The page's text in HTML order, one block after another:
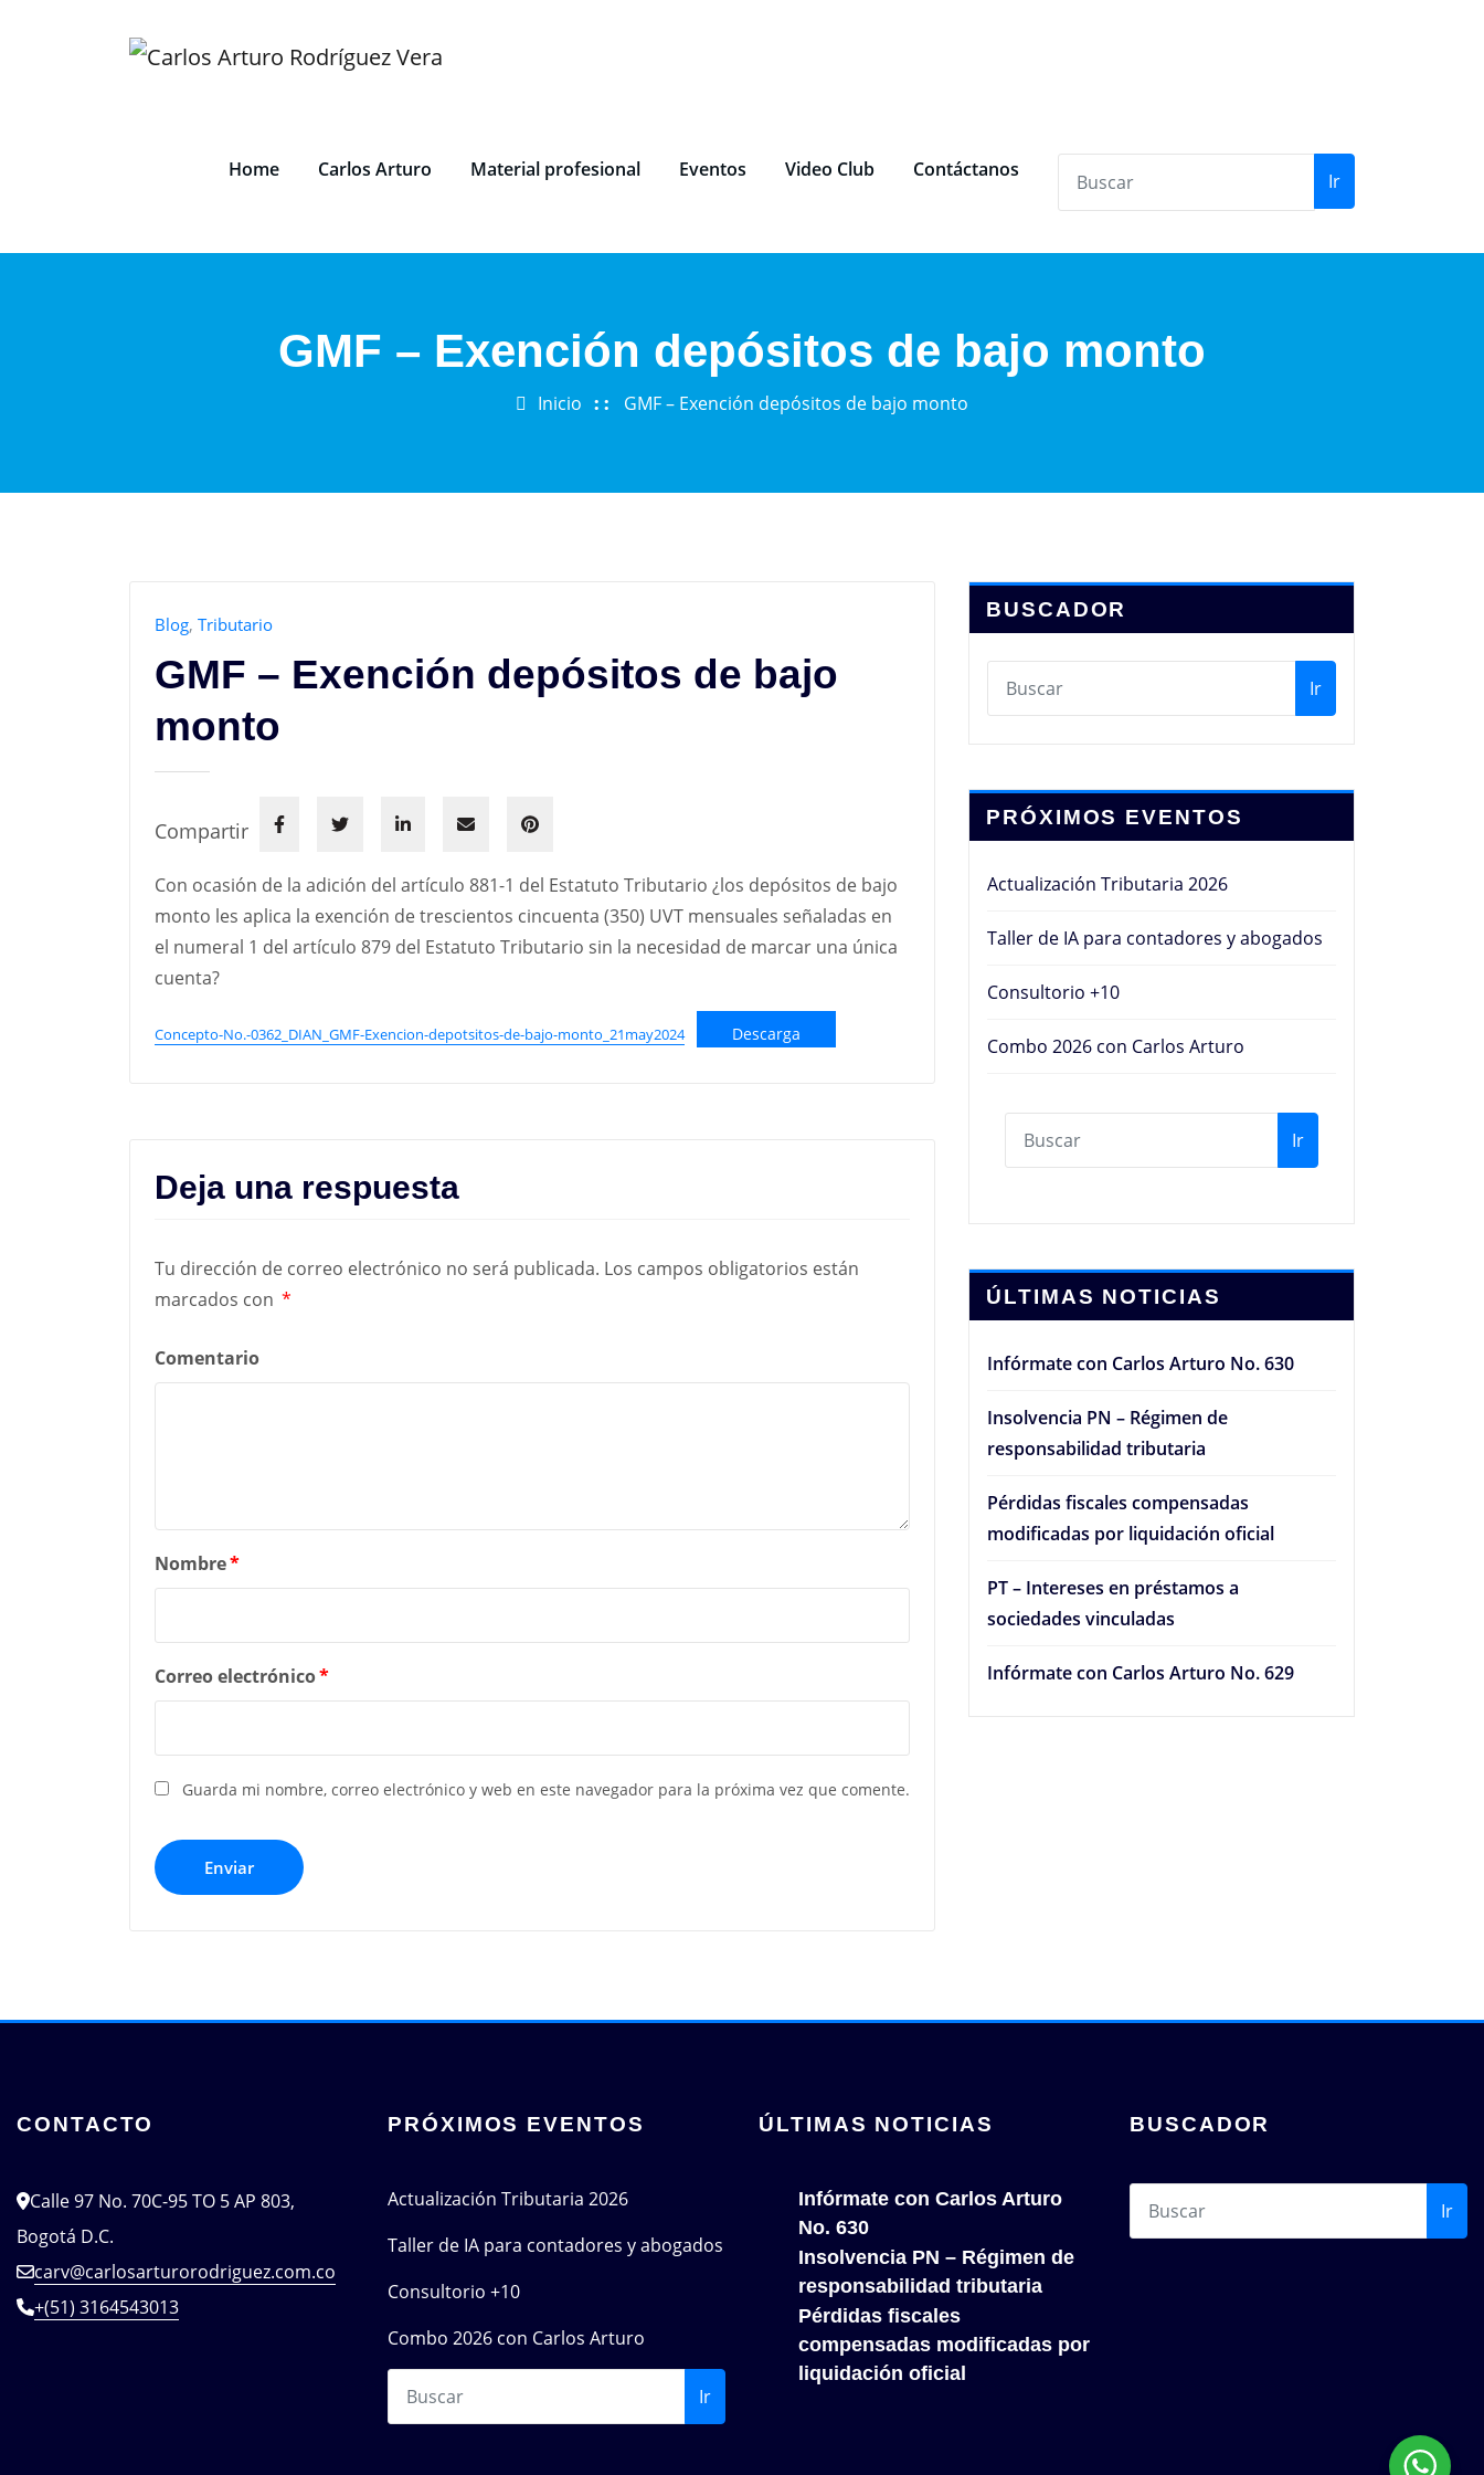
Home Carlos Arturo Material profesional Eventos Video Club Contáctanos Ir
GMF – Exención depósitos de bajo monto
Inicio GMF – Exención depósitos de bajo monto
Blog, Tributario
GMF – Exención depósitos de bajo
monto
Compartir
Con ocasión de la adición del artículo 881-1 del Estatuto Tributario ¿los depósitos de bajo
monto les aplica la exención de trescientos cincuenta (350) UVT mensuales señaladas en
el numeral 1 del artículo 879 del Estatuto Tributario sin la necesidad de marcar una única
cuenta?
Concepto-No.-0362_DIAN_GMF-Exencion-depotsitos-de-bajo-monto_21may2024 Descarga
Deja una respuesta
Tu dirección de correo electrónico no será publicada. Los campos obligatorios están
marcados con *
Comentario
Nombre*
Correo electrónico*
Guarda mi nombre, correo electrónico y web en este navegador para la próxima vez que comente.
BUSCADOR
Ir
PRÓXIMOS EVENTOS
Actualización Tributaria 2026
Taller de IA para contadores y abogados
Consultorio +10
Combo 2026 con Carlos Arturo
Ir
ÚLTIMAS NOTICIAS
Infórmate con Carlos Arturo No. 630
Insolvencia PN – Régimen de
responsabilidad tributaria
Pérdidas fiscales compensadas
modificadas por liquidación oficial
PT – Intereses en préstamos a
sociedades vinculadas
Infórmate con Carlos Arturo No. 629
CONTACTO
Calle 97 No. 70C-95 TO 5 AP 803,
Bogotá D.C.
carv@carlosarturorodriguez.com.co
+(51) 3164543013
PRÓXIMOS EVENTOS
Actualización Tributaria 2026
Taller de IA para contadores y abogados
Consultorio +10
Combo 2026 con Carlos Arturo
Ir
ÚLTIMAS NOTICIAS
Infórmate con Carlos Arturo
No. 630
Insolvencia PN – Régimen de
responsabilidad tributaria
Pérdidas fiscales
compensadas modificadas por
liquidación oficial
BUSCADOR
Ir